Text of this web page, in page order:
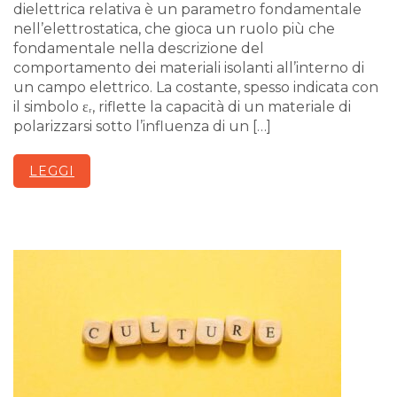
dielettrica relativa è un parametro fondamentale
nell’elettrostatica, che gioca un ruolo più che
fondamentale nella descrizione del
comportamento dei materiali isolanti all’interno di
un campo elettrico. La costante, spesso indicata con
il simbolo εᵣ, riflette la capacità di un materiale di
polarizzarsi sotto l’influenza di un […]
LEGGI